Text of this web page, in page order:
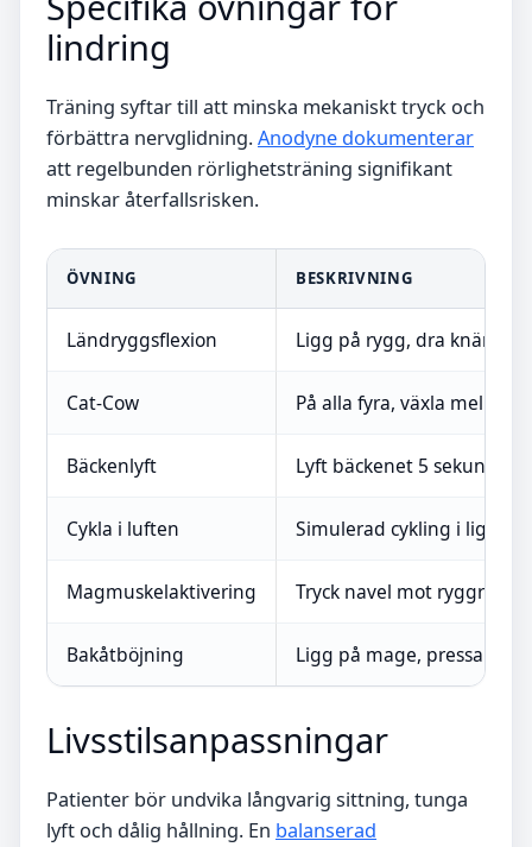
lindring
Träning syftar till att minska mekaniskt tryck och
förbättra nervglidning.Anodyne dokumenterar
att regelbunden rörlighetsträning signifikant
minskar återfallsrisken.
ÖVNING BESKRIVNING
Ländryggsflexion Ligg på rygg, dra knäna
Cat-Cow På alla fyra, växla mellan
Bäckenlyft Lyft bäckenet 5 sekunder
Cykla i luften Simulerad cykling i
Magmuskelaktivering Tryck navel mot
Bakåtböjning Ligg på mage, pressa
Livsstilsanpassningar
Patienter bör undvika långvarig sittning, tunga
lyft och dålig hållning. En balanserad